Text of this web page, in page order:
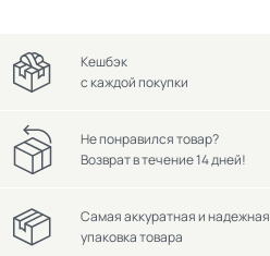
Кешбэк
с каждой покупки
Не понравился товар?
Возврат в течение 14 дней!
Самая аккуратная и надежная
упаковка товара